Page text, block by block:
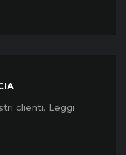
clienti. Leggi